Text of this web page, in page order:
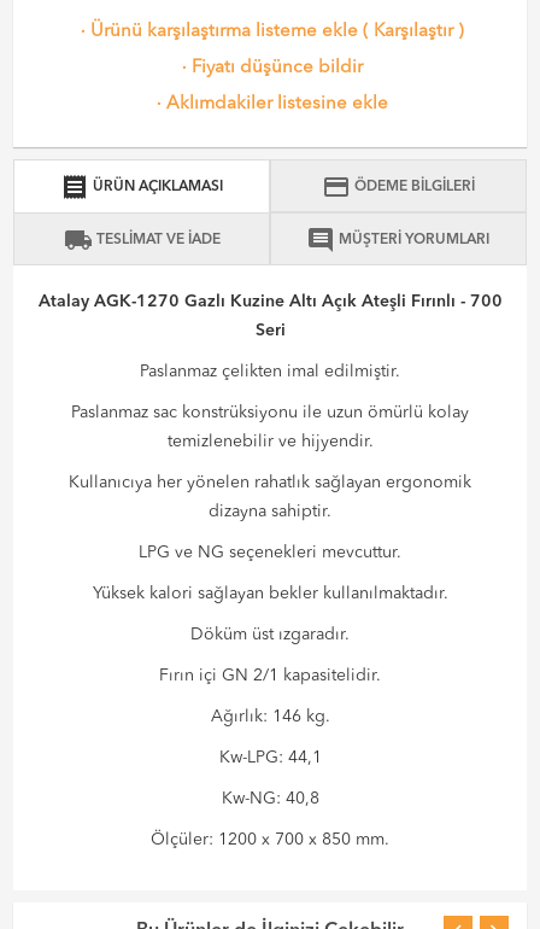
· Ürünü karşılaştırma listeme ekle ( Karşılaştır)
· Fiyatı düşünce bildir
· Aklımdakiler listesine ekle
receipt ÜRÜN AÇIKLAMASI credit_card ÖDEME BİLGİLERİ
local_shipping TESLİMAT VE İADE comment MÜŞTERİ YORUMLARI
Atalay AGK-1270 Gazlı Kuzine Altı Açık Ateşli Fırınlı - 700
Seri
Paslanmaz çelikten imal edilmiştir.
Paslanmaz sac konstrüksiyonu ile uzun ömürlü kolay
temizlenebilir ve hijyendir.
Kullanıcıya her yönelen rahatlık sağlayan ergonomik
dizayna sahiptir.
LPG ve NG seçenekleri mevcuttur.
Yüksek kalori sağlayan bekler kullanılmaktadır.
Döküm üst ızgaradır.
Fırın içi GN 2/1 kapasitelidir.
Ağırlık: 146 kg.
Kw-LPG: 44,1
Kw-NG: 40,8
Ölçüler: 1200 x 700 x 850 mm.